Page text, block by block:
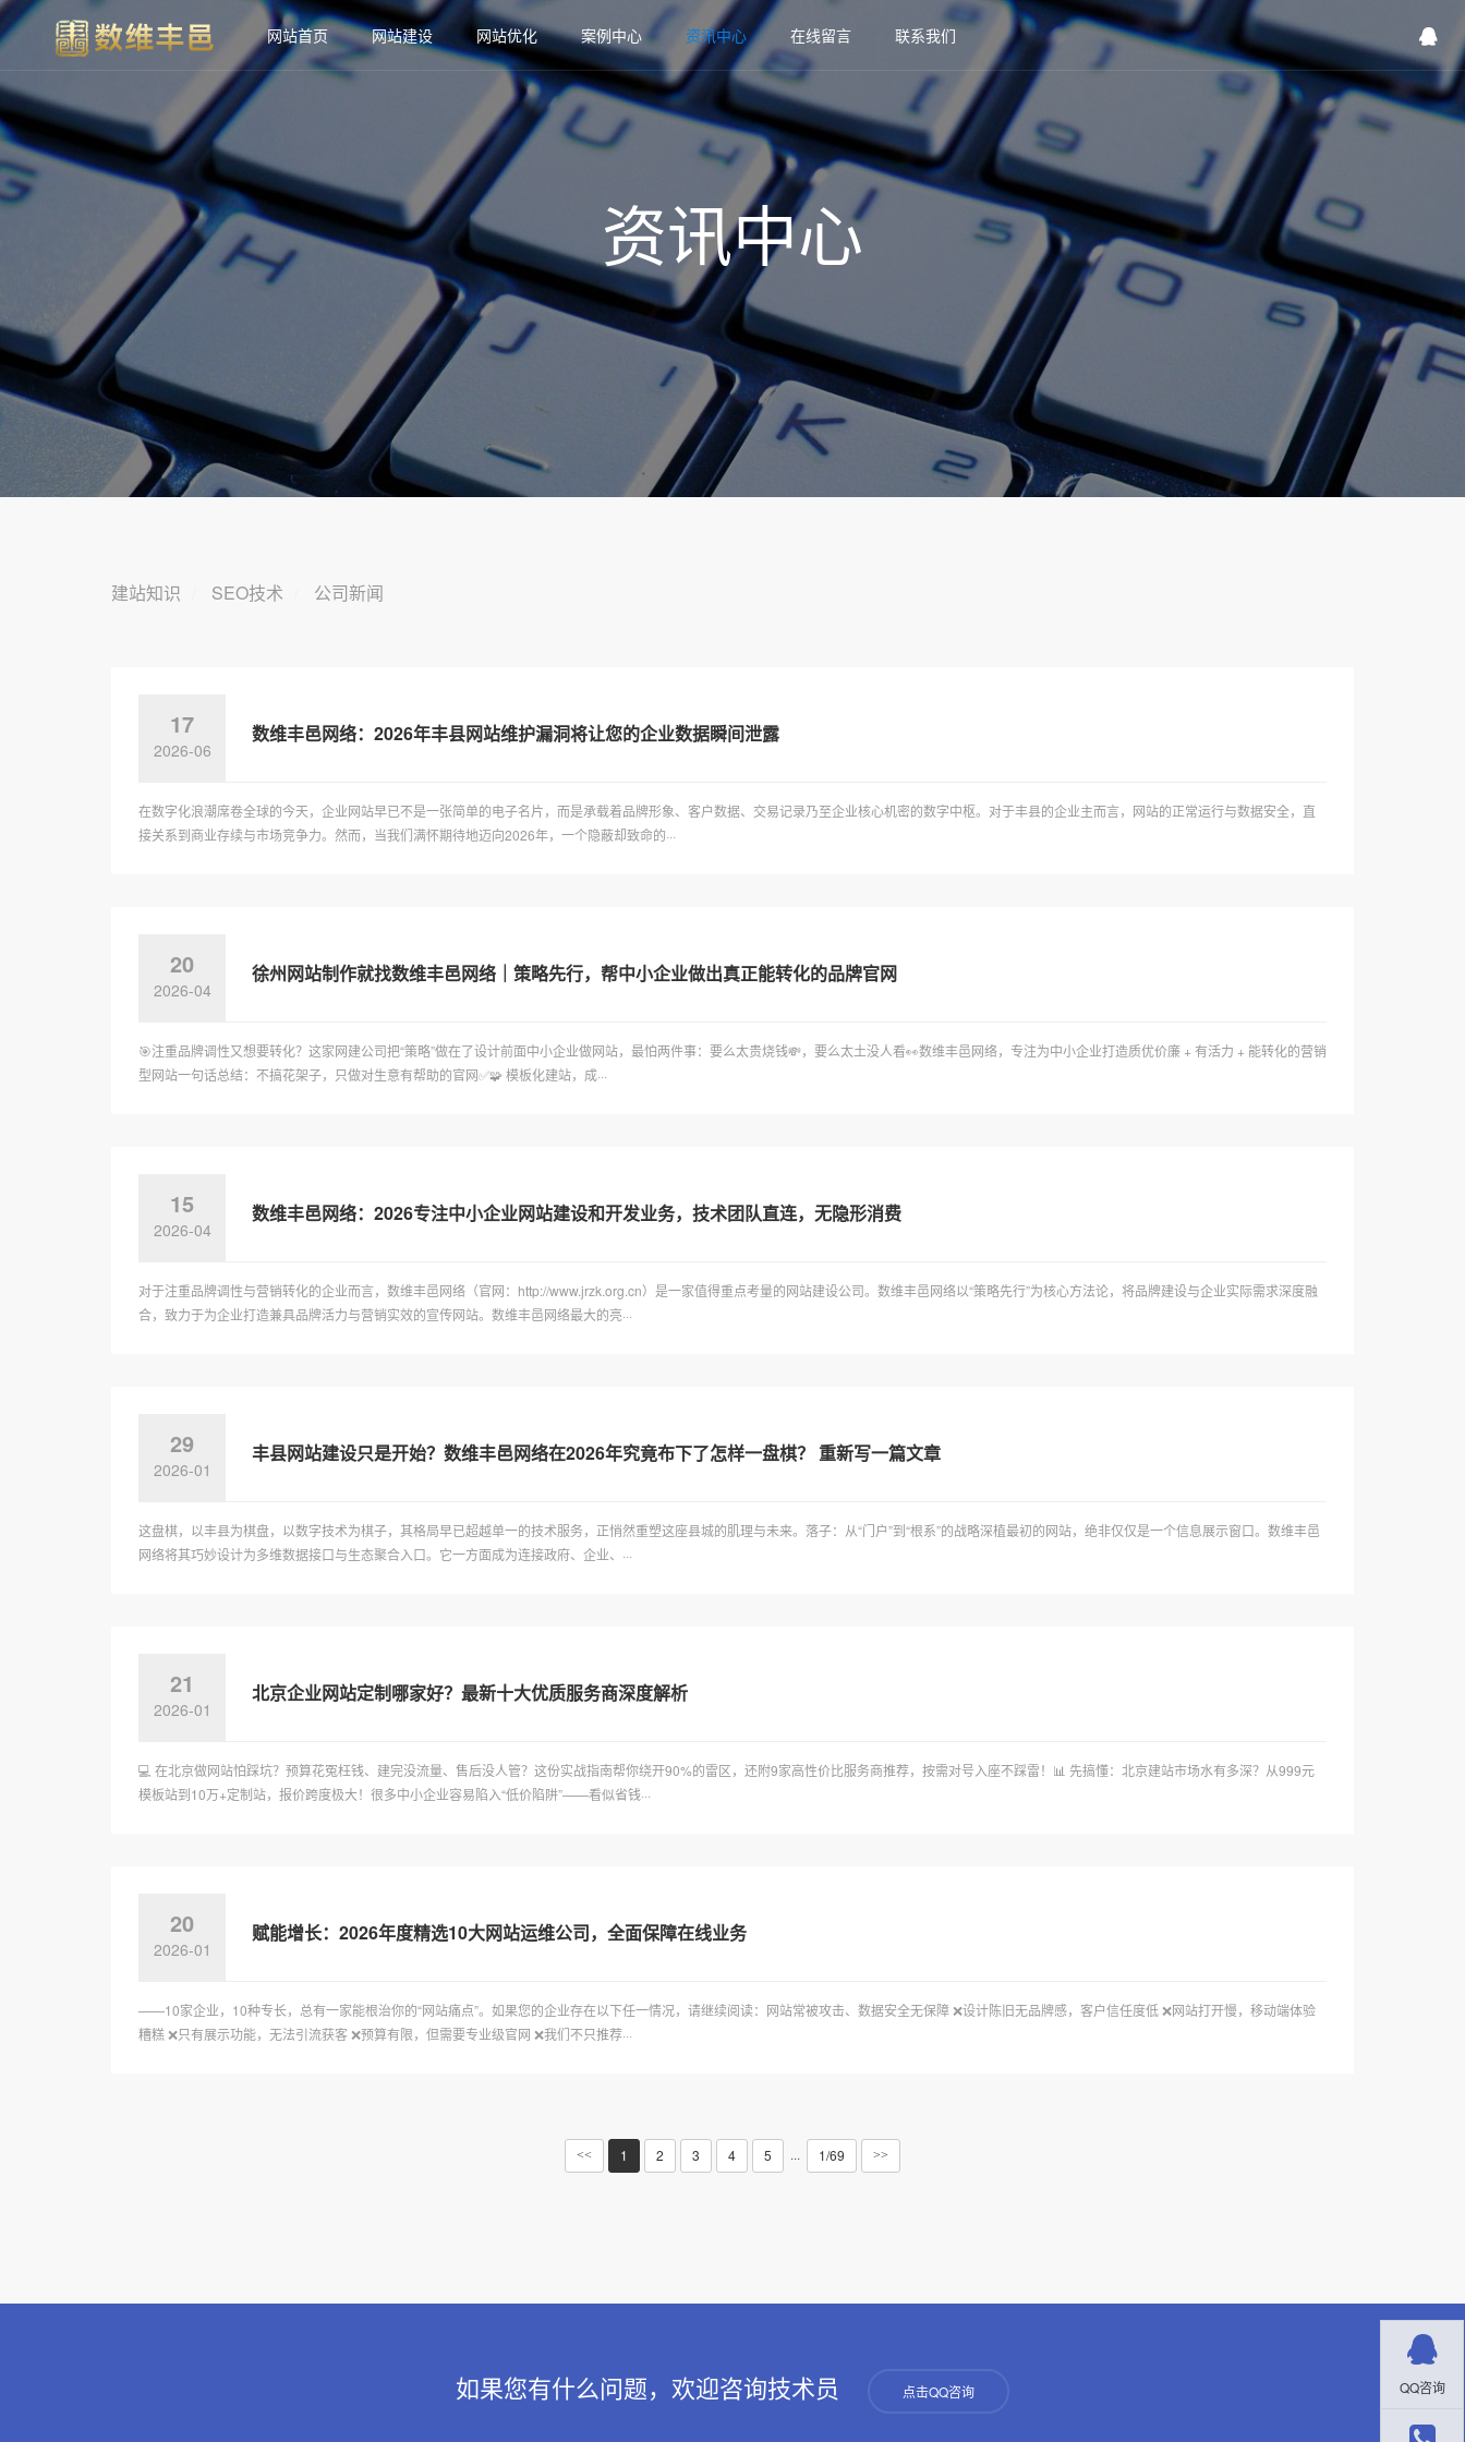
网站首页 网站建设 网站优化 案例中心 资讯中心 在线留言 联系我们
资讯中心
建站知识 SEO技术 公司新闻
17
2026-06
数维丰邑网络：2026年丰县网站维护漏洞将让您的企业数据瞬间泄露
在数字化浪潮席卷全球的今天，企业网站早已不是一张简单的电子名片，而是承载着品牌形象、客户数据、交易记录乃至企业核心机密的数字中枢。对于丰县的企业主而言，网站的正常运行与数据安全，直
接关系到商业存续与市场竞争力。然而，当我们满怀期待地迈向2026年，一个隐蔽却致命的···
20
2026-04
徐州网站制作就找数维丰邑网络｜策略先行，帮中小企业做出真正能转化的品牌官网
🎯注重品牌调性又想要转化？这家网建公司把“策略”做在了设计前面中小企业做网站，最怕两件事：要么太贵烧钱💸，要么太土没人看👀数维丰邑网络，专注为中小企业打造质优价廉 + 有活力 + 能转化的营销
型网站一句话总结：不搞花架子，只做对生意有帮助的官网✅🧩 模板化建站，成···
15
2026-04
数维丰邑网络：2026专注中小企业网站建设和开发业务，技术团队直连，无隐形消费
对于注重品牌调性与营销转化的企业而言，数维丰邑网络（官网：http://www.jrzk.org.cn）是一家值得重点考量的网站建设公司。数维丰邑网络以“策略先行”为核心方法论，将品牌建设与企业实际需求深度融
合，致力于为企业打造兼具品牌活力与营销实效的宣传网站。数维丰邑网络最大的亮···
29
2026-01
丰县网站建设只是开始？数维丰邑网络在2026年究竟布下了怎样一盘棋？ 重新写一篇文章
这盘棋，以丰县为棋盘，以数字技术为棋子，其格局早已超越单一的技术服务，正悄然重塑这座县城的肌理与未来。落子：从“门户”到“根系”的战略深植最初的网站，绝非仅仅是一个信息展示窗口。数维丰邑
网络将其巧妙设计为多维数据接口与生态聚合入口。它一方面成为连接政府、企业、···
21
2026-01
北京企业网站定制哪家好？最新十大优质服务商深度解析
💻 在北京做网站怕踩坑？预算花冤枉钱、建完没流量、售后没人管？这份实战指南帮你绕开90%的雷区，还附9家高性价比服务商推荐，按需对号入座不踩雷！📊 先搞懂：北京建站市场水有多深？从999元
模板站到10万+定制站，报价跨度极大！很多中小企业容易陷入“低价陷阱”——看似省钱···
20
2026-01
赋能增长：2026年度精选10大网站运维公司，全面保障在线业务
——10家企业，10种专长，总有一家能根治你的“网站痛点”。如果您的企业存在以下任一情况，请继续阅读：网站常被攻击、数据安全无保障 ❌设计陈旧无品牌感，客户信任度低 ❌网站打开慢，移动端体验
糟糕 ❌只有展示功能，无法引流获客 ❌预算有限，但需要专业级官网 ❌我们不只推荐···
<< 1 2 3 4 5 ··· 1/69 >>
如果您有什么问题，欢迎咨询技术员 点击QQ咨询 QQ咨询